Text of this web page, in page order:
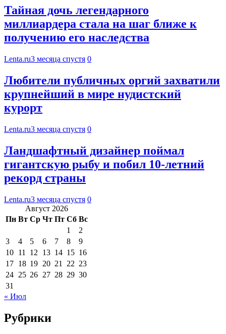
Тайная дочь легендарного
миллиардера стала на шаг ближе к
получению его наследства
Lenta.ru3 месяца спустя 0
Любители публичных оргий захватили
крупнейший в мире нудистский
курорт
Lenta.ru3 месяца спустя 0
Ландшафтный дизайнер поймал
гигантскую рыбу и побил 10-летний
рекорд страны
Lenta.ru3 месяца спустя 0
Август 2026
Пн Вт Ср Чт Пт Сб Вс
1
2
3
4 5 6 7 8
9
10 11 12 13 14 15 16
17 18 19 20 21 22 23
24 25 26 27 28 29 30
31
« Июл
Рубрики